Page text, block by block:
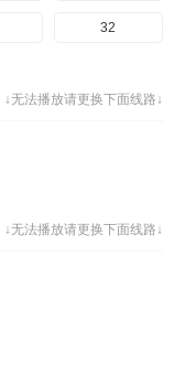
32
↓无法播放请更换下面线路↓
↓无法播放请更换下面线路↓